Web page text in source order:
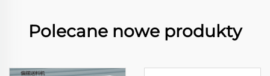
Polecane nowe produkty